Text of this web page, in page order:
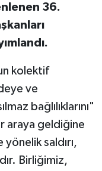
36.⁠
kolektif
ve
bağlılıklarını"
araya geldiğine
saldırı,
Birliğimiz,